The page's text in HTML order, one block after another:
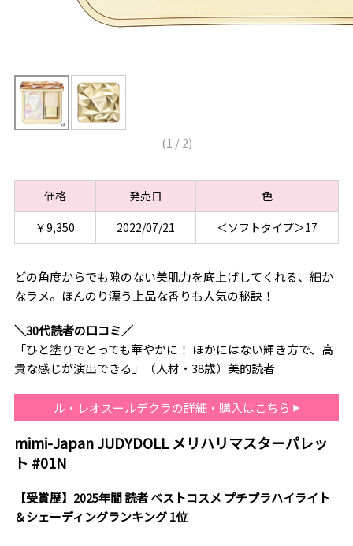
(1 /2)
価格 発売日
色
￥9,350
2022/07/21 ＜ソフトタイプ＞17
どの角度からでも隙のない美肌力を底上げしてくれる、細か
なラメ。ほんのり漂う上品な香りも人気の秘訣！
＼30代読者の口コミ／
「ひと塗りでとっても華やかに！ ほかにはない輝き方で、高
貴な感じが演出できる」（人材・38歳）美的読者
ル・レオスールデクラの詳細・購入はこちら
mimi-Japan JUDYDOLL メリハリマスターパレッ
ト #01N
【受賞歴】2025年間 読者 ベストコスメ プチプラハイライト
＆シェーディングランキング 1位